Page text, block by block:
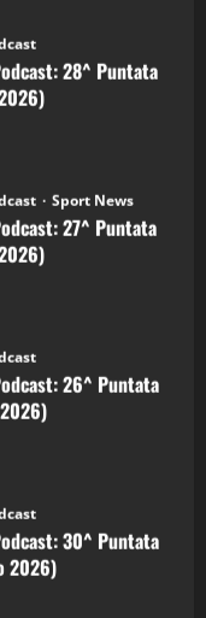
28^ Puntata
Sport News
27^ Puntata
26^ Puntata
30^ Puntata
2026)